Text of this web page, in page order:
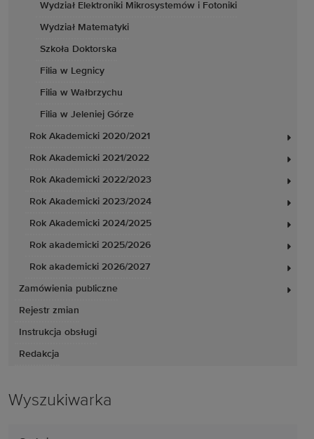
Wydział Elektroniki Mikrosystemów i Fotoniki
Wydział Matematyki
Szkoła Doktorska
Filia w Legnicy
Filia w Wałbrzychu
Filia w Jeleniej Górze
Rok Akademicki 2020/2021
Rok Akademicki 2021/2022
Rok Akademicki 2022/2023
Rok Akademicki 2023/2024
Rok Akademicki 2024/2025
Rok akademicki 2025/2026
Rok akademicki 2026/2027
Zamówienia publiczne
Rejestr zmian
Instrukcja obsługi
Redakcja
Wyszukiwarka